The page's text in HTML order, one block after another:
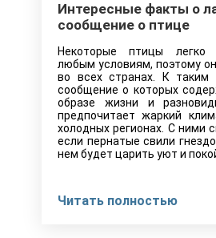
Интересные факты о
сообщение о птице
Некоторые птицы легко
любым условиям, поэтому
во всех странах. К таким
сообщение о которых
образе жизни и
предпочитает жаркий
холодных регионах. С ними
если пернатые свили
нем будет царить уют и
Читать полностью